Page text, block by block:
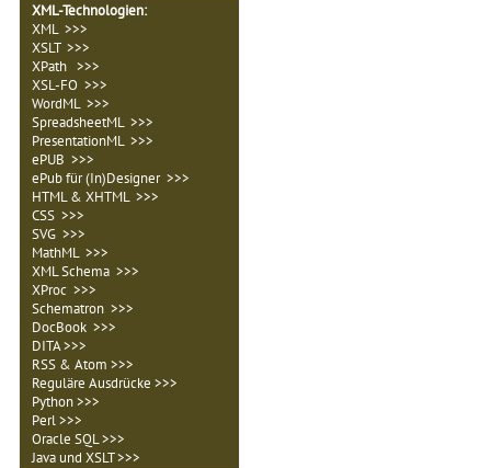
XML-Technologien:
XML >>>
XSLT >>>
XPath >>>
XSL-FO >>>
WordML >>>
SpreadsheetML >>>
PresentationML >>>
ePUB >>>
ePub für (In)Designer >>>
HTML & XHTML >>>
CSS >>>
SVG >>>
MathML >>>
XML Schema >>>
XProc >>>
Schematron >>>
DocBook >>>
DITA >>>
RSS & Atom >>>
Reguläre Ausdrücke >>>
Python >>>
Perl >>>
Oracle SQL >>>
Java und XSLT >>>